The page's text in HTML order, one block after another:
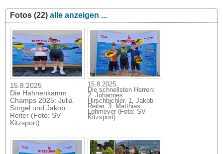
Fotos (22) alle anzeigen ...
15.8.2025
Die Hahnenkamm
Champs 2025: Julia
Sörgel und Jakob
Reiter (Foto: SV
Kitzsport)
15.8.2025
Die schnellsten Herren:
2. Johannes
Hirschbichler, 1. Jakob
Reiter, 3. Matthias
Lohmeyer (Foto: SV
Kitzsport)